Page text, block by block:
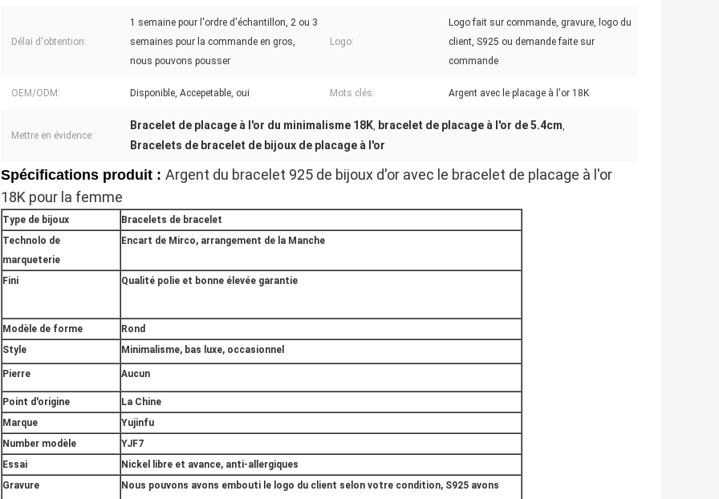
Délai d'obtention:
1 semaine pour l'ordre d'échantillon, 2 ou 3
semaines pour la commande en gros,
nous pouvons pousser
Logo:
Logo fait sur commande, gravure, logo du
client, S925 ou demande faite sur
commande
OEM/ODM: Disponible, Accepetable, oui Mots clés: Argent avec le placage à l'or 18K
Mettre en évidence:
Bracelet de placage à l'or du minimalisme 18K, bracelet de placage à l'or de 5.4cm,
Bracelets de bracelet de bijoux de placage à l'or
Spécifications produit : Argent du bracelet 925 de bijoux d'or avec le bracelet de placage à l'or
18K pour la femme
Type de bijoux
Bracelets de bracelet
Technolo de
marqueterie
Encart de Mirco, arrangement de la Manche
Fini Qualité polie et bonne élevée garantie
Modèle de forme
Rond
Style
Minimalisme, bas luxe, occasionnel
Pierre Aucun
Point d'origine
La Chine
Marque
Yujinfu
Number modèle
YJF7
Essai
Nickel libre et avance, anti-allergiques
Gravure
Nous pouvons avons embouti le logo du client selon votre condition, S925 avons